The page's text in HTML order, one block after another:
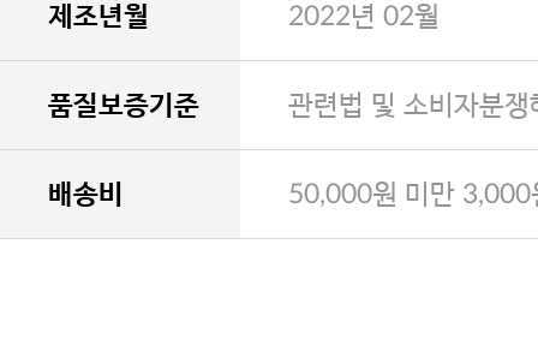
제조년월 2022년 02월
품질보증기준 관련법 및 소비자분
배송비 50,000원 미만 3,000